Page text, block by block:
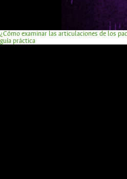
¿Cómo examinar las articulaciones de los
guía práctica